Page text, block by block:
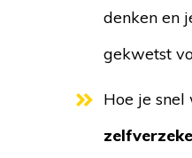
denken en
gekwetst
Hoe je